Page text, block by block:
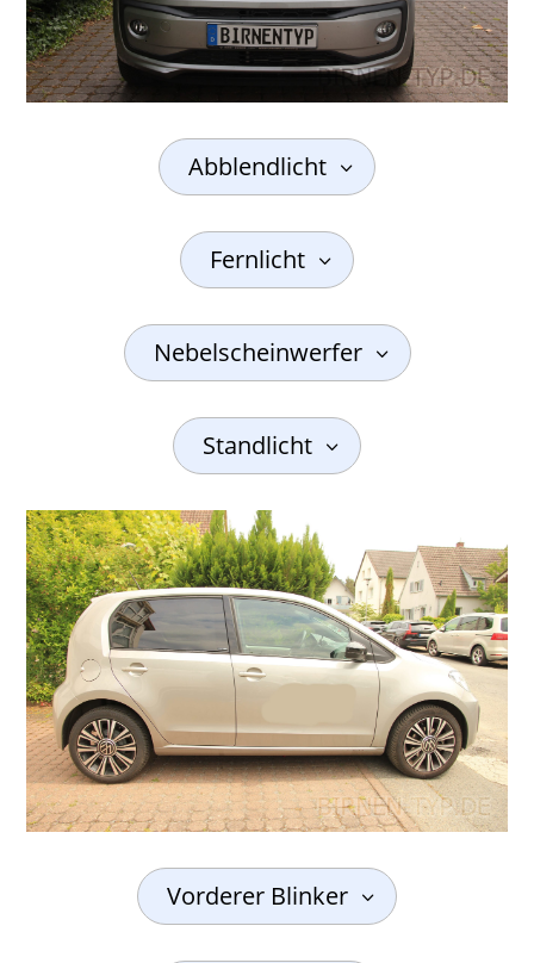
Abblendlicht
Fernlicht
Nebelscheinwerfer
Standlicht
Vorderer Blinker